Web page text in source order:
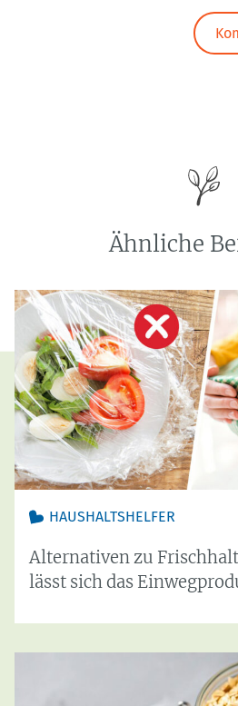
Ähnliche
HAUSHALTSHELFER
Alternativen zu
lässt sich das